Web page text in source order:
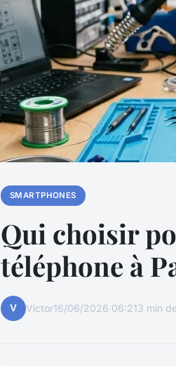
SMARTPHONES
Qui choisir
téléphone à
V Victor16/06/2026 06:213 min